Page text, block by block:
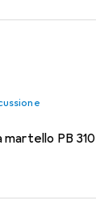
martello PB 310